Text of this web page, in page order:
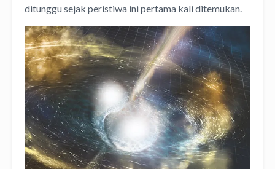
ditunggu sejak peristiwa ini pertama kali ditemukan.